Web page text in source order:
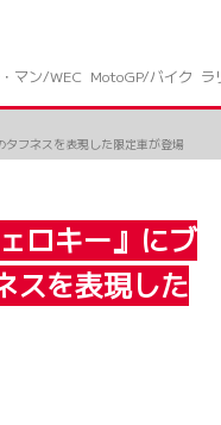
マン/WEC MotoGP/バイク ラ
タフネスを表現した限定車が登場
ロキー』にブ
スを表現した